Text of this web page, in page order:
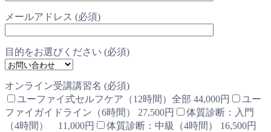
メールアドレス (必須)
目的をお選びください (必須)
オンライン受講講習名 (必須)
ユーファイ式セルフケア（12時間）全部 44,000円
ユー
ファイガイドライン（6時間） 27,500円
体質診断：入門
（4時間） 11,000円
体質診断：中級（4時間） 16,500円